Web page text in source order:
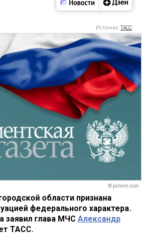
Источник:ТАСС
© pxhere.com
области признана
федерального характера.
заявил глава МЧС Александр
ТАСС.